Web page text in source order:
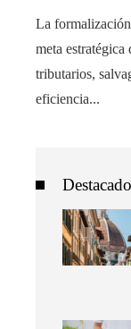
La
meta estratégica
tributarios,
eficiencia...